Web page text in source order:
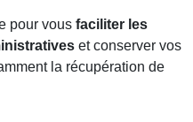
pour vous faciliter les
et conserver vos
la récupération de